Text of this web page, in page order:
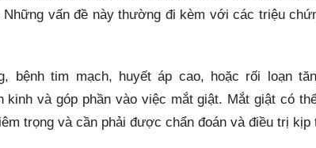
vấn đề này thường đi kèm với các triệu
bệnh tim mạch, huyết áp cao, hoặc rối loạn
kinh và góp phần vào việc mắt giật. Mắt giật có
trọng và cần phải được chẩn đoán và điều trị kịp